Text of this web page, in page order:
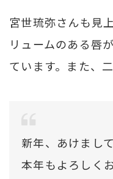
宮世琉弥さんも見
リュームのある唇
ています。また、
新年、あけまし
本年もよろしく